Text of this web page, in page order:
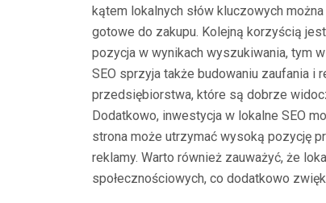
kątem lokalnych słów kluczowych
gotowe do zakupu. Kolejną korzyścią
pozycja w wynikach wyszukiwania, tym
SEO sprzyja także budowaniu zaufania
przedsiębiorstwa, które są dobrze
Dodatkowo, inwestycja w lokalne SEO
strona może utrzymać wysoką pozycję
reklamy. Warto również zauważyć, że
społecznościowych, co dodatkowo